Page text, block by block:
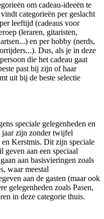
om cadeau-ideeën te
categorieën per geslacht
leeftijd (cadeaus voor
(leraren, gitaristen,
en per hobby (nerds,
Dus, als je in deze
die het cadeau gaat
past bij zijn of haar
uit bij de beste selectie
speciale gelegenheden en
jaar zijn zonder twijfel
Kerstmis. Dit zijn speciale
geven aan een speciaal
aan basisvieringen zoals
waar meestal
aan de gasten (maar ook
gelegenheden zoals Pasen,
in deze categorie thuis.